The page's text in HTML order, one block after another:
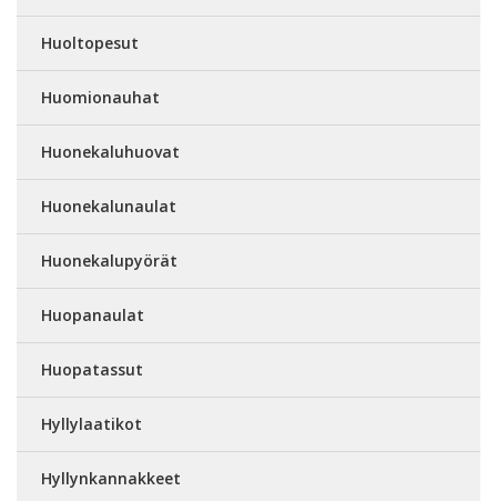
Huoltopesut
Huomionauhat
Huonekaluhuovat
Huonekalunaulat
Huonekalupyörät
Huopanaulat
Huopatassut
Hyllylaatikot
Hyllynkannakkeet